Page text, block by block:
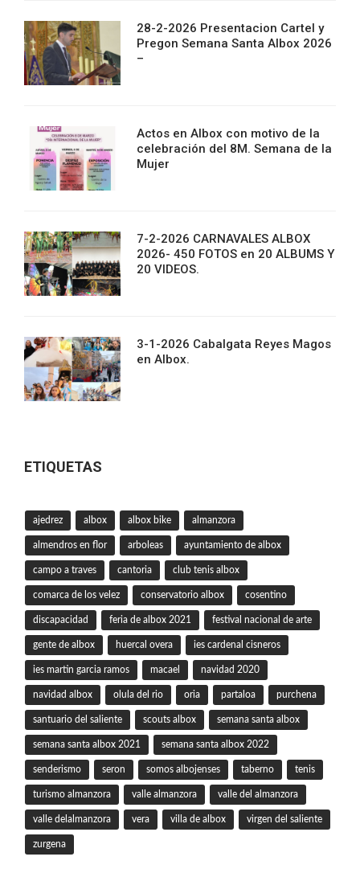
28-2-2026 Presentacion Cartel y
Pregon Semana Santa Albox 2026
–
Actos en Albox con motivo de la
celebración del 8M. Semana de la
Mujer
7-2-2026 CARNAVALES ALBOX
2026- 450 FOTOS en 20 ALBUMS Y
20 VIDEOS.
3-1-2026 Cabalgata Reyes Magos
en Albox.
ETIQUETAS
ajedrez albox albox bike almanzora
almendros en flor arboleas ayuntamiento de albox
campo a traves cantoria club tenis albox
comarca de los velez conservatorio albox cosentino
discapacidad feria de albox 2021 festival nacional de arte
gente de albox huercal overa ies cardenal cisneros
ies martin garcia ramos macael navidad 2020
navidad albox olula del rio oria partaloa purchena
santuario del saliente scouts albox semana santa albox
semana santa albox 2021 semana santa albox 2022
senderismo seron somos albojenses taberno tenis
turismo almanzora valle almanzora valle del almanzora
valle delalmanzora vera villa de albox virgen del saliente
zurgena